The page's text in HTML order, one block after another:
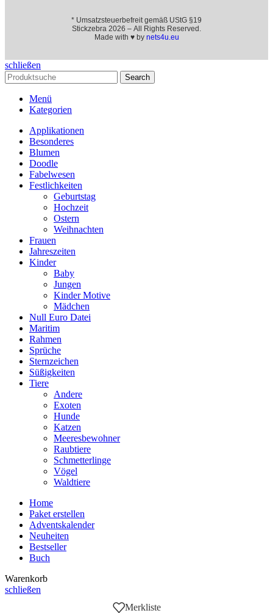
* Umsatzsteuerbefreit gemäß UStG §19
Stickzebra 2026 – All Rights Reserved.
Made with ♥ by nets4u.eu
schließen
Search
Menü
Kategorien
Applikationen
Besonderes
Blumen
Doodle
Fabelwesen
Festlichkeiten
Geburtstag
Hochzeit
Ostern
Weihnachten
Frauen
Jahreszeiten
Kinder
Baby
Jungen
Kinder Motive
Mädchen
Null Euro Datei
Maritim
Rahmen
Sprüche
Sternzeichen
Süßigkeiten
Tiere
Andere
Exoten
Hunde
Katzen
Meeresbewohner
Raubtiere
Schmetterlinge
Vögel
Waldtiere
Home
Paket erstellen
Adventskalender
Neuheiten
Bestseller
Buch
Warenkorb
schließen
Merkliste